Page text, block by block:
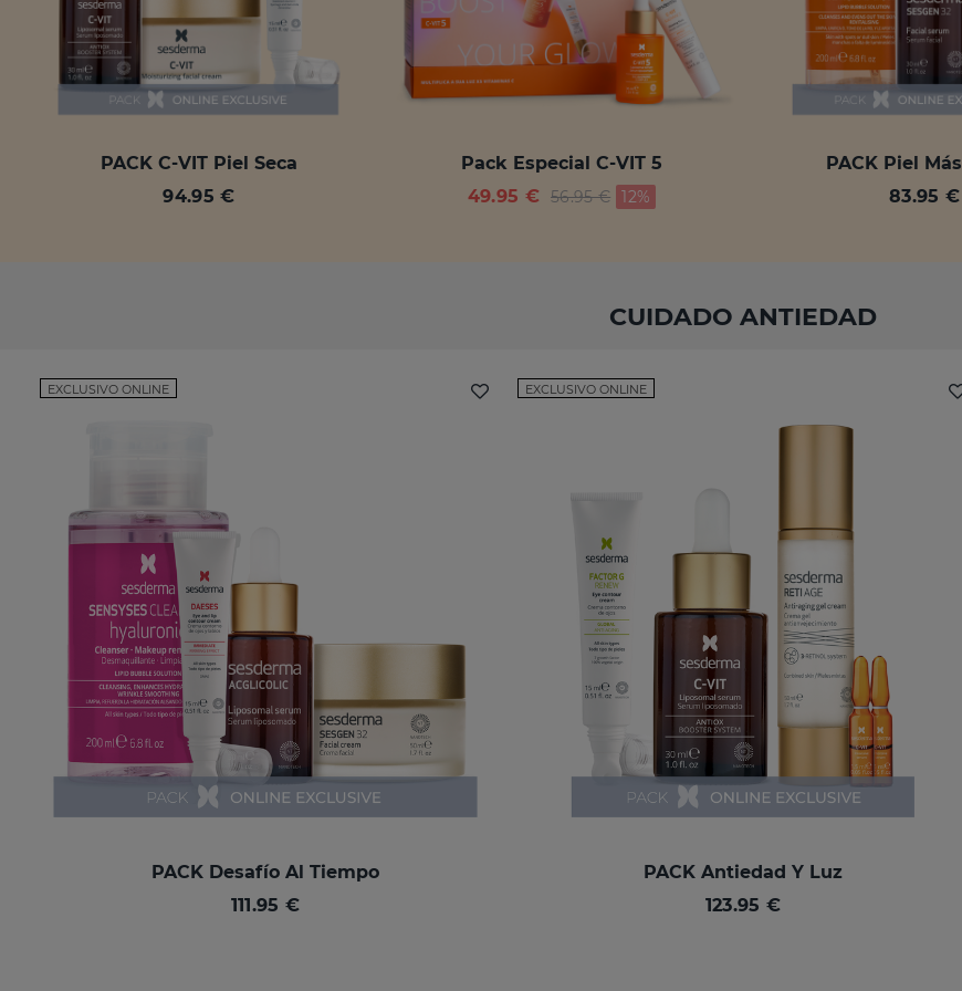
PACK C-VIT Piel Seca
94.95 €
Pack Especial C-VIT 5
Price reduced from
56.95 €
to 12%
49.95 €
PACK Piel
83.95 €
CUIDADO ANTIEDAD
EXCLUSIVO ONLINE
PACK Desafío Al Tiempo
111.95 €
EXCLUSIVO ONLINE
PACK Antiedad Y Luz
123.95 €